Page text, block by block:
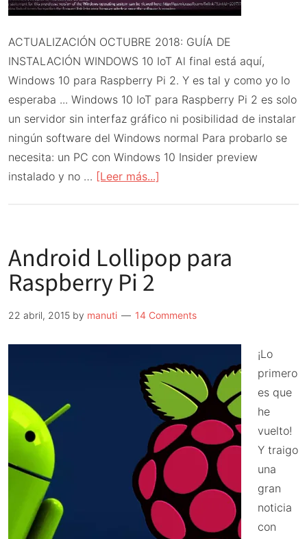
ACTUALIZACIÓN OCTUBRE 2018: GUÍA DE
INSTALACIÓN WINDOWS 10 IoT Al final está aquí,
Windows 10 para Raspberry Pi 2. Y es tal y como yo lo
esperaba ... Windows 10 IoT para Raspberry Pi 2 es solo
un servidor sin interfaz gráfico ni posibilidad de instalar
ningún software del Windows normal Para probarlo se
necesita: un PC con Windows 10 Insider preview
instalado y no … [Leer más...]
Windows
10
en
Raspberry
Pi
2
Android Lollipop para
Raspberry Pi 2
22 abril, 2015 by manuti 14 Comments
¡Lo
primero
es que
he
vuelto!
Y traigo
una
gran
noticia
con